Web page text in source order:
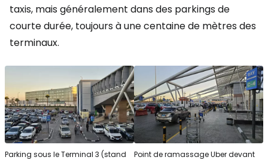
taxis, mais généralement dans des parkings de
courte durée, toujours à une centaine de mètres des
terminaux.
Parking sous le Terminal 3 (stand
Point de ramassage Uber devant